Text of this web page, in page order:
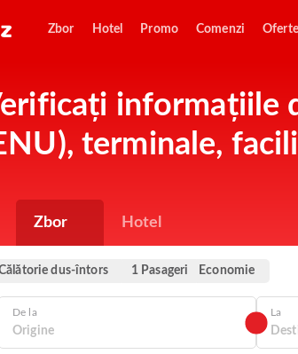
Zbor Hotel Promo Comenzi Oferte
informațiile
terminale,
Zbor Hotel
dus-întors 1 Pasageri Economie
De la La